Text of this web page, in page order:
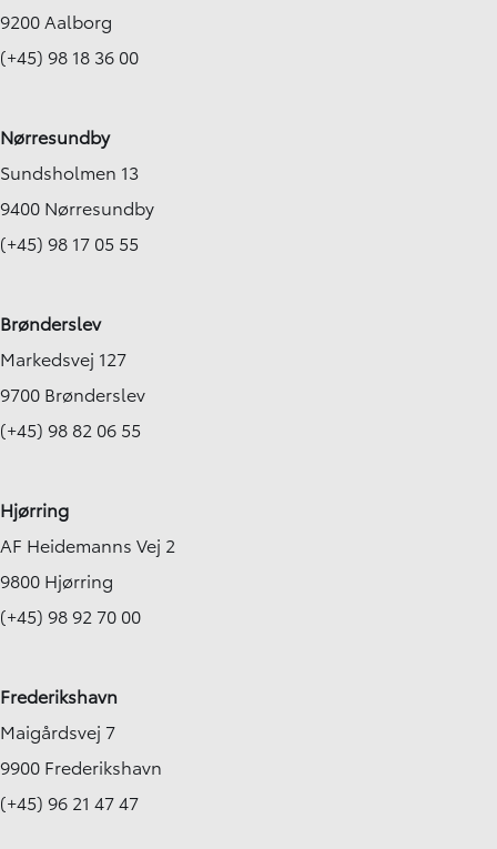
9200 Aalborg
(+45) 98 18 36 00
Nørresundby
Sundsholmen 13
9400 Nørresundby
(+45) 98 17 05 55
Brønderslev
Markedsvej 127
9700 Brønderslev
(+45) 98 82 06 55
Hjørring
AF Heidemanns Vej 2
9800 Hjørring
(+45) 98 92 70 00
Frederikshavn
Maigårdsvej 7
9900 Frederikshavn
(+45) 96 21 47 47